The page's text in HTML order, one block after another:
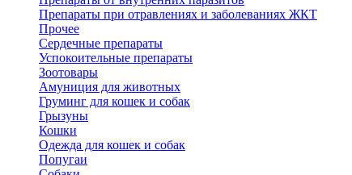
Препараты при отравлениях и заболеваниях ЖКТ
Прочее
Сердечные препараты
Успокоительные препараты
Зоотовары
Амуниция для животных
Груминг для кошек и собак
Грызуны
Кошки
Одежда для кошек и собак
Попугаи